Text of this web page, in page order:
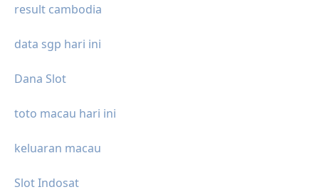
result cambodia
data sgp hari ini
Dana Slot
toto macau hari ini
keluaran macau
Slot Indosat